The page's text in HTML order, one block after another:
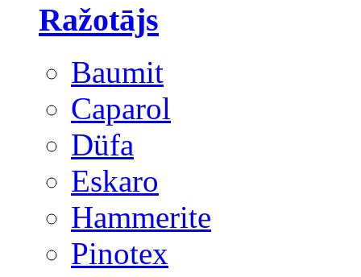
Ražotājs
Baumit
Caparol
Düfa
Eskaro
Hammerite
Pinotex